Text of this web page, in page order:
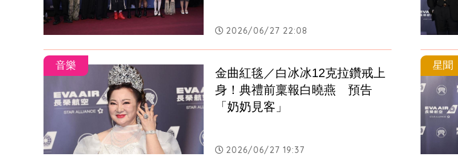
2026/06/27 22:08
音樂
金曲紅毯／白冰冰12克拉鑽戒上
身！典禮前稟報白曉燕　預告
「奶奶見客」
2026/06/27 19:37
星聞